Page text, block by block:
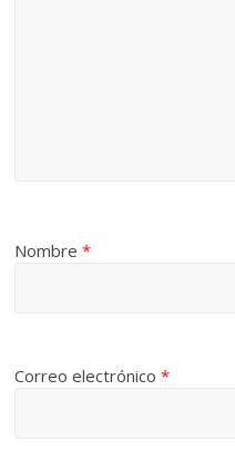
Nombre*
Correo electrónico*